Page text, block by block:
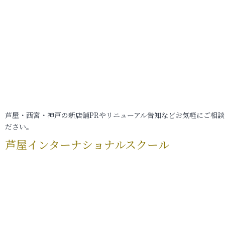
芦屋・西宮・神戸の新店舗PRやリニューアル告知などお気軽にご相
ださい。
芦屋インターナショナルスクール